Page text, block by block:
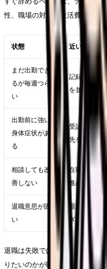
性、職場の対応、生活費、次の
状態 近い対応
まだ出勤でき
るが毎週つら
い
記録、相談
を並行する
出勤前に強い
身体症状があ
る
受診、休養
先を優先する
相談しても改
善しない
在職転職や
進める
退職意思が固
い
退職日、有
ぎ、書面記
退職は失敗ではありません。た
りたいのかが曖昧なままだと、